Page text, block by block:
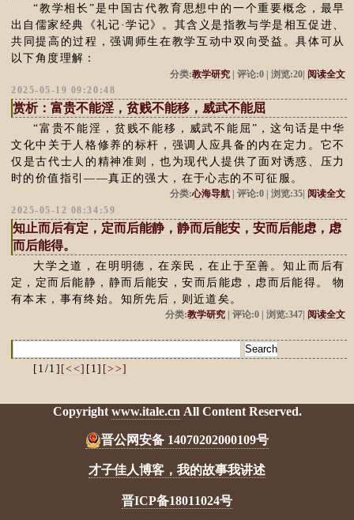
“教学相长”是中国古代教育思想中的一个重要概念，最早
出自儒家经典《礼记·学记》。其含义是指教与学是相互促进、
共同提高的过程，强调师生在教学互动中双向受益。具体可从
以下角度理解：
分类:教学研究| 评论:0 | 浏览:20| 阅读全文
2025-05-19 09:20:48
赏析：富贵不能淫，贫贱不能移，威武不能屈
“富贵不能淫，贫贱不能移，威武不能屈”，这句话是中华
文化中关于人格修养的标杆，强调人应具备的内在定力。它不
仅是古代士人的精神准则，也为现代人提供了面对诱惑、压力
时的价值指引——真正的强大，在于心志的不可征服。
分类:心海导航| 评论:0 | 浏览:35| 阅读全文
2025-05-12 08:34:59
知止而后有定，定而后能静，静而后能安，安而后能虑，虑
而后能得。
大学之道，在明明德，在亲民，在止于至善。知止而后有
定，定而后能静，静而后能安，安而后能虑，虑而后能得。 物
有本末，事有终始。知所先后，则近道矣。
分类:教学研究| 评论:0 | 浏览:347| 阅读全文
[1/1] [<<] [1] [>>]
Copyright www.itale.cn All Content Reserved.
晋公网安备 14070202000109号
才子佳人博客，我的故事我讲述
晋ICP备18011024号